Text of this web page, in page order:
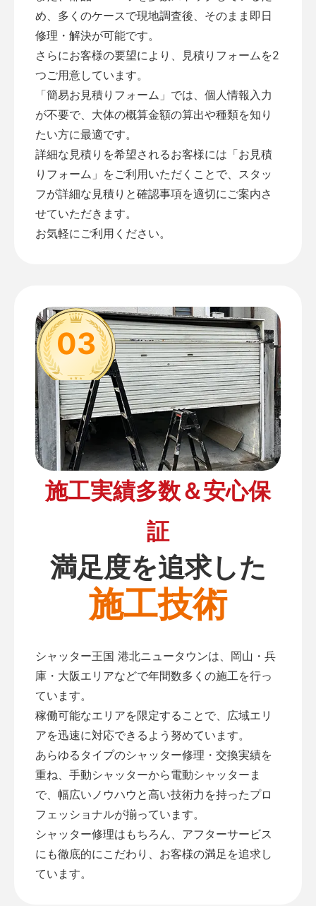
め、多くのケースで現地調査後、そのまま即日
修理・解決が可能です。
さらにお客様の要望により、見積りフォームを2
つご用意しています。
「簡易お見積りフォーム 」では、個人情報入力
が不要で、大体の概算金額の算出や種類を知り
たい方に最適です。
詳細な見積りを希望されるお客様には「お見積
りフォーム 」をご利用いただくことで、スタッ
フが詳細な見積りと確認事項を適切にご案内さ
せていただきます。
お気軽にご利用ください。
03
施工実績多数＆安心保
証
満足度を追求した
施工技術
シャッター王国 港北ニュータウンは、岡山・兵
庫・大阪エリアなどで年間数多くの施工を行っ
ています。
稼働可能なエリアを限定することで、広域エリ
アを迅速に対応できるよう努めています。
あらゆるタイプのシャッター修理・交換実績を
重ね、手動シャッターから電動シャッターま
で、幅広いノウハウと高い技術力を持ったプロ
フェッショナルが揃っています。
シャッター修理はもちろん、アフターサービス
にも徹底的にこだわり、お客様の満足を追求し
ています。